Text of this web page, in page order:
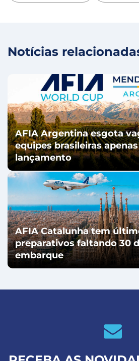
Notícias
AFIA Argentina esgota
equipes brasileiras
lançamento
AFIA Catalunha tem
preparativos faltando 30
embarque